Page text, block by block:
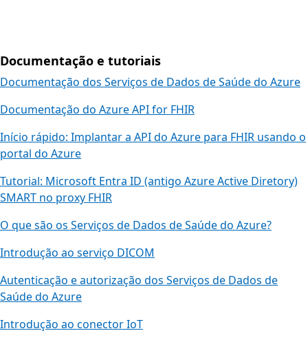
Documentação e tutoriais
Documentação dos Serviços de Dados de Saúde do Azure
Documentação do Azure API for FHIR
Início rápido: Implantar a API do Azure para FHIR usando o
portal do Azure
Tutorial: Microsoft Entra ID (antigo Azure Active Diretory)
SMART no proxy FHIR
O que são os Serviços de Dados de Saúde do Azure?
Introdução ao serviço DICOM
Autenticação e autorização dos Serviços de Dados de
Saúde do Azure
Introdução ao conector IoT